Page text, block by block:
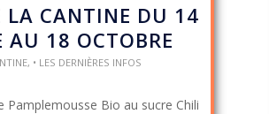
LA CANTINE DU 14
AU 18 OCTOBRE
, • LES DERNIÈRES INFOS
Pamplemousse Bio au sucre Chili